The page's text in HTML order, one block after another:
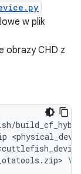
w plik
obrazy CHD z
\